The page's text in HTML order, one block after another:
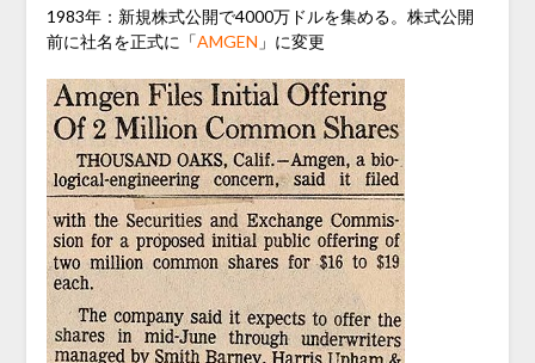
1983年：新規株式公開で4000万ドルを集める。株式公開
前に社名を正式に「AMGEN 」に変更